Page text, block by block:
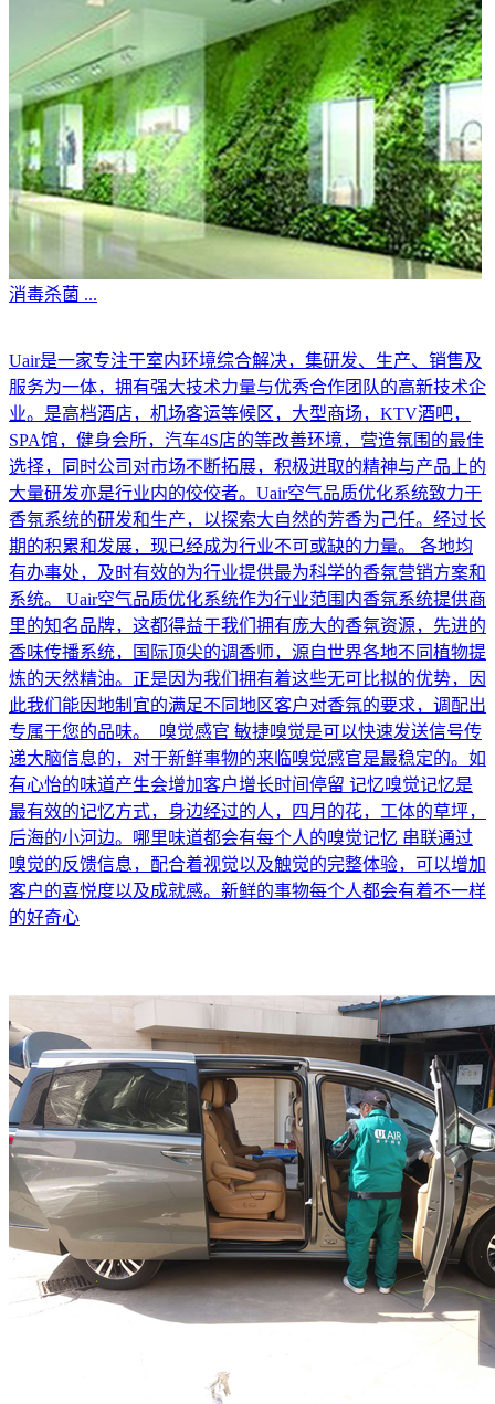
消毒杀菌 ...
Uair是一家专注于室内环境综合解决，集研发、生产、销售及
服务为一体，拥有强大技术力量与优秀合作团队的高新技术企
业。是高档酒店，机场客运等候区，大型商场，KTV酒吧，
SPA馆，健身会所，汽车4S店的等改善环境，营造氛围的最佳
选择，同时公司对市场不断拓展，积极进取的精神与产品上的
大量研发亦是行业内的佼佼者。Uair空气品质优化系统致力于
香氛系统的研发和生产，以探索大自然的芳香为己任。经过长
期的积累和发展，现已经成为行业不可或缺的力量。 各地均
有办事处，及时有效的为行业提供最为科学的香氛营销方案和
系统。 Uair空气品质优化系统作为行业范围内香氛系统提供商
里的知名品牌，这都得益于我们拥有庞大的香氛资源，先进的
香味传播系统，国际顶尖的调香师，源自世界各地不同植物提
炼的天然精油。正是因为我们拥有着这些无可比拟的优势，因
此我们能因地制宜的满足不同地区客户对香氛的要求，调配出
专属于您的品味。 嗅觉感官 敏捷嗅觉是可以快速发送信号传
递大脑信息的，对于新鲜事物的来临嗅觉感官是最稳定的。如
有心怡的味道产生会增加客户增长时间停留 记忆嗅觉记忆是
最有效的记忆方式，身边经过的人，四月的花，工体的草坪，
后海的小河边。哪里味道都会有每个人的嗅觉记忆 串联通过
嗅觉的反馈信息，配合着视觉以及触觉的完整体验，可以增加
客户的喜悦度以及成就感。新鲜的事物每个人都会有着不一样
的好奇心